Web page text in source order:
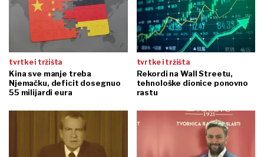
tvrtke i tržišta
Kina sve manje treba
Njemačku, deficit dosegnuo
55 milijardi eura
tvrtke i tržišta
Rekordi na Wall Streetu,
tehnološke dionice ponovno
rastu